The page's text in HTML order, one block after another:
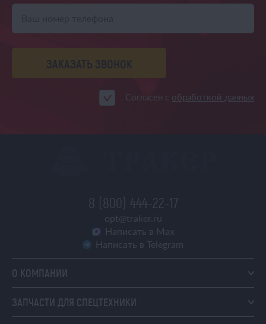
ЗАКАЗАТЬ ЗВОНОК
Согласен с обработкой данных
8 (800) 444-22-17
opt@traker.ru
Написать в Max
Написать в Telegram
О КОМПАНИИ
ЗАПЧАСТИ ДЛЯ СПЕЦТЕХНИКИ